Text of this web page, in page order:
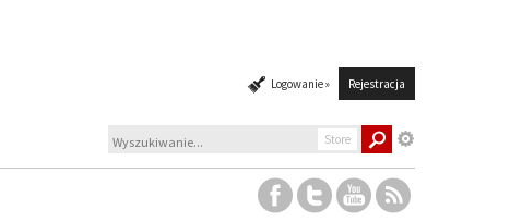
Logowanie » Rejestracja
Store